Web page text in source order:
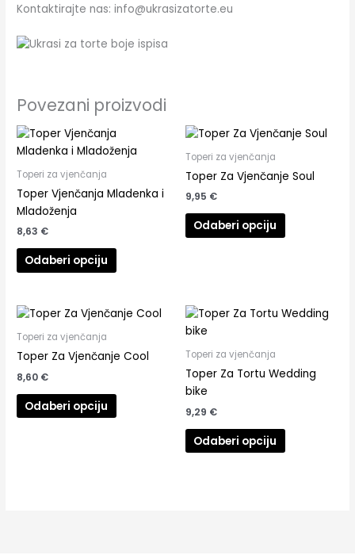
Kontaktirajte nas: info@ukrasizatorte.eu
Povezani proizvodi
Toperi za vjenčanja
Toper Vjenčanja Mladenka i
Mladoženja
8,63 €
Odaberi opciju
Toperi za vjenčanja
Toper Za Vjenčanje Soul
9,95 €
Odaberi opciju
Toperi za vjenčanja
Toper Za Vjenčanje Cool
8,60 €
Odaberi opciju
Toperi za vjenčanja
Toper Za Tortu Wedding
bike
9,29 €
Odaberi opciju